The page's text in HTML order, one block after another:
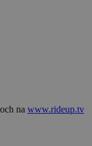
na www.rideup.tv